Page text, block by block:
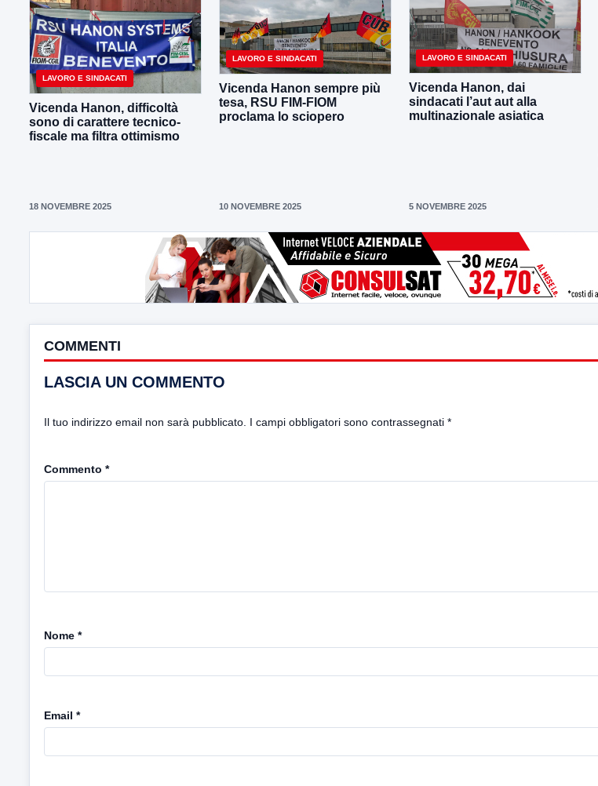
LAVORO E SINDACATI
Vicenda Hanon, difficoltà
sono di carattere tecnico-
fiscale ma filtra ottimismo
18 NOVEMBRE 2025
LAVORO E SINDACATI
Vicenda Hanon sempre più
tesa, RSU FIM-FIOM
proclama lo sciopero
10 NOVEMBRE 2025
LAVORO E SINDACATI
Vicenda Hanon, dai
sindacati l’aut aut alla
multinazionale asiatica
5 NOVEMBRE 2025
COMMENTI
LASCIA UN COMMENTO
Il tuo indirizzo email non sarà pubblicato. I campi obbligatori sono contrassegnati *
Commento *
Nome *
Email *